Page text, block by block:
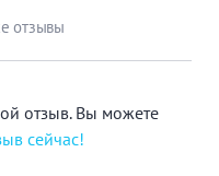
отзывы
отзыв. Вы можете
сейчас!